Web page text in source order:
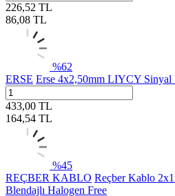
226,52 TL
86,08 TL
%62
ERSE Erse 4x2,50mm LIYCY Sinyal
433,00 TL
164,54 TL
%45
REÇBER KABLO Reçber Kablo
Blendajlı Halogen Free